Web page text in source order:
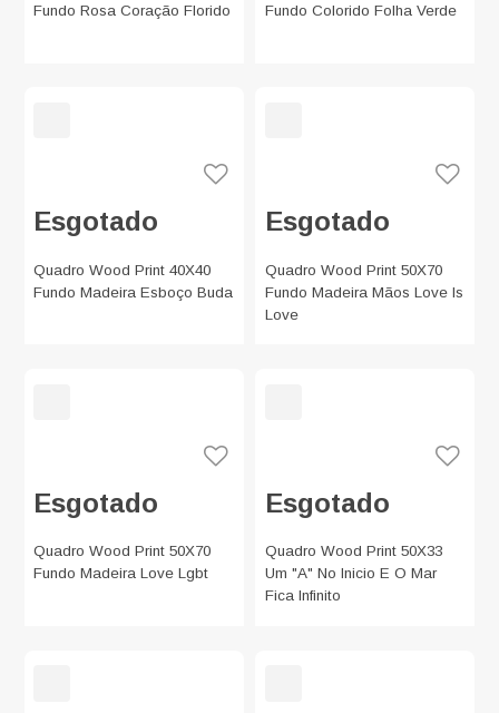
Fundo Rosa Coração Florido
Fundo Colorido Folha Verde
Esgotado
Quadro Wood Print 40X40
Fundo Madeira Esboço Buda
Esgotado
Quadro Wood Print 50X70
Fundo Madeira Mãos Love Is
Love
Esgotado
Quadro Wood Print 50X70
Fundo Madeira Love Lgbt
Esgotado
Quadro Wood Print 50X33
Um "A" No Inicio E O Mar
Fica Infinito